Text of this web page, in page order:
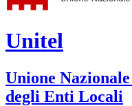
Unitel
Unione
degli Enti Locali